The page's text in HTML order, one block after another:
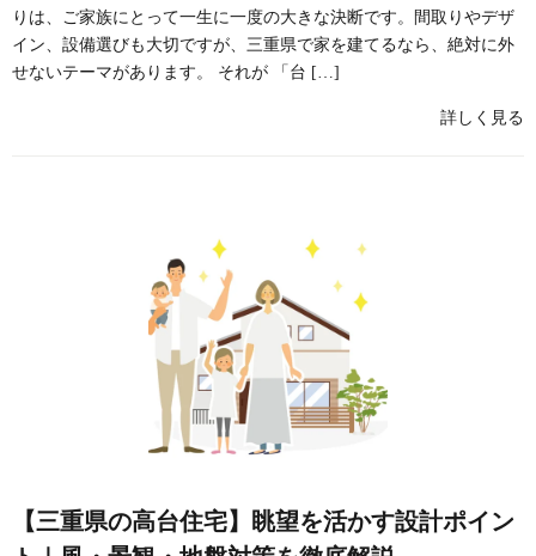
りは、ご家族にとって一生に一度の大きな決断です。間取りやデザ
イン、設備選びも大切ですが、三重県で家を建てるなら、絶対に外
せないテーマがあります。 それが 「台 […]
詳しく見る
【三重県の高台住宅】眺望を活かす設計ポイン